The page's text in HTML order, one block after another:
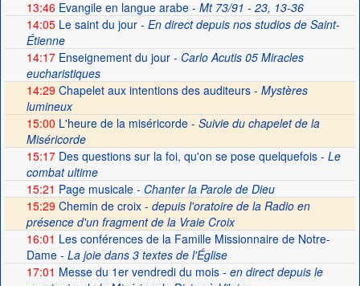
13:46Evangile en langue arabe- Mt 73/91 - 23, 13-36
14:05Le saint du jour- En direct depuis nos studios de Saint-
Étienne
14:17Enseignement du jour- Carlo Acutis 05 Miracles
eucharistiques
14:29 Chapelet aux intentions des auditeurs - Mystères
lumineux
15:00 L'heure de la miséricorde - Suivie du chapelet de la
Miséricorde
15:17Des questions sur la foi, qu'on se pose quelquefois- Le
combat ultime
15:21 Page musicale- Chanter la Parole de Dieu
15:29 Chemin de croix - depuis l'oratoire de la Radio en
présence d'un fragment de la Vraie Croix
16:01 Les conférences de la Famille Missionnaire de Notre-
Dame- La joie dans 3 textes de l'Église
17:01 Messe du 1er vendredi du mois- en direct depuis le